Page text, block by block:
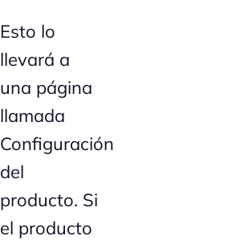
Esto lo
llevará a
una página
llamada
Configuración
del
producto. Si
el producto